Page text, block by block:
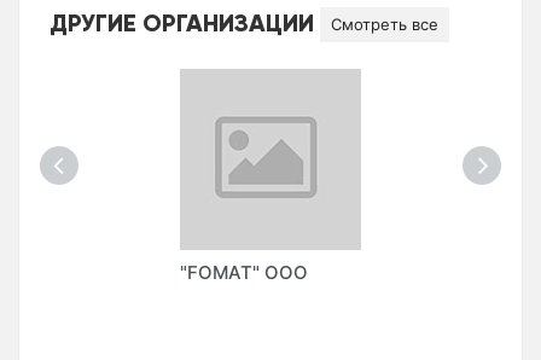
ДРУГИЕ ОРГАНИЗАЦИИ Смотреть все
"FOMAT" ООО